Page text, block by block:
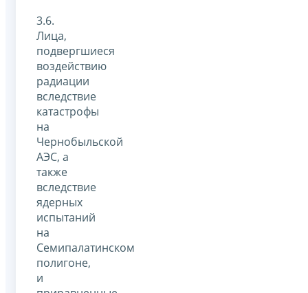
3.6.
Лица,
подвергшиеся
воздействию
радиации
вследствие
катастрофы
на
Чернобыльской
АЭС, а
также
вследствие
ядерных
испытаний
на
Семипалатинском
полигоне,
и